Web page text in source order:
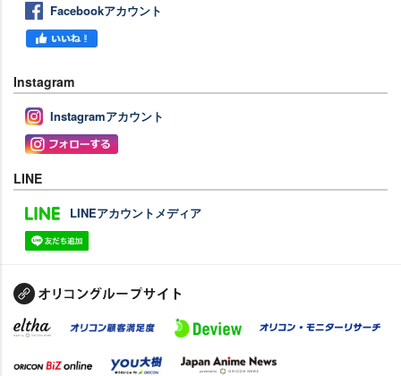
Facebookアカウント
Instagram
Instagramアカウント
LINE
LINEアカウントメディア